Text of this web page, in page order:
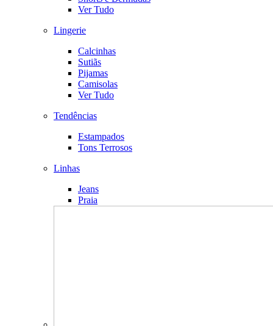
Ver Tudo
Lingerie
Calcinhas
Sutiãs
Pijamas
Camisolas
Ver Tudo
Tendências
Estampados
Tons Terrosos
Linhas
Jeans
Praia